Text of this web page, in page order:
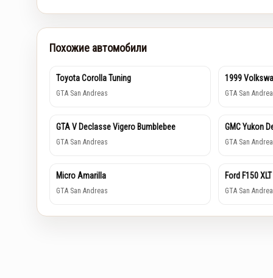
Похожие автомобили
Toyota Corolla Tuning
GTA San Andreas
1999
GTA San
GTA V Declasse Vigero Bumblebee
GTA San Andreas
GMC Yukon
GTA San
Micro Amarilla
GTA San Andreas
Ford F150 XLT
GTA San